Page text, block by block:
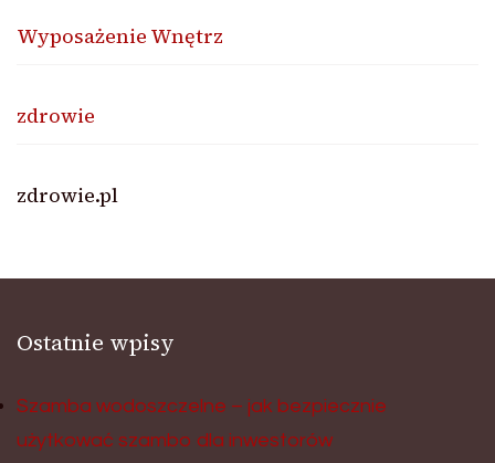
Wyposażenie Wnętrz
zdrowie
zdrowie.pl
Ostatnie wpisy
Szamba wodoszczelne – jak bezpiecznie
użytkować szambo dla inwestorów